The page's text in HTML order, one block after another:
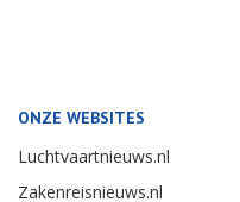
ONZE WEBSITES
Luchtvaartnieuws.nl
Zakenreisnieuws.nl